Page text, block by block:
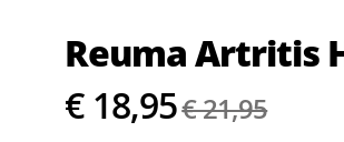
Reuma Artritis
€ 18,95€ 21,95